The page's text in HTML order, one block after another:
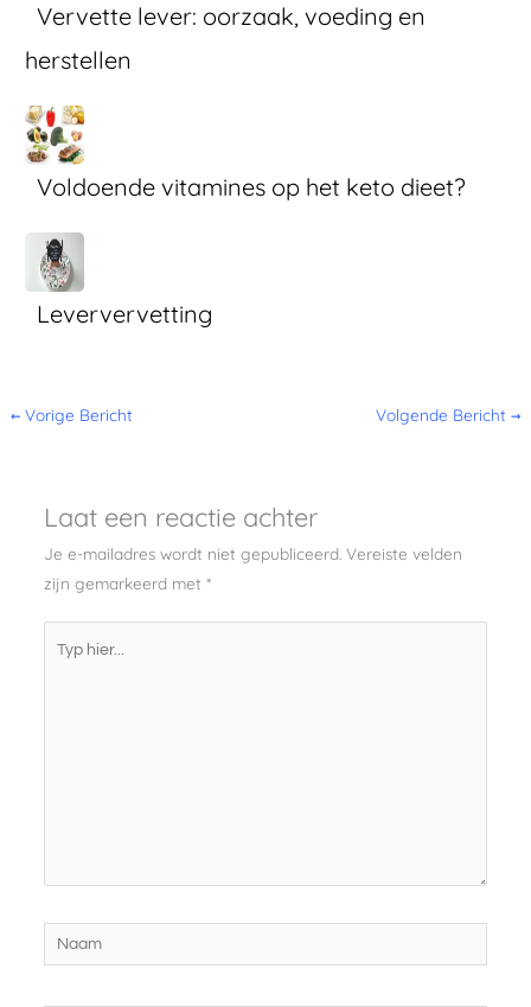
Vervette lever: oorzaak, voeding en
herstellen
Voldoende vitamines op het keto dieet?
Leververvetting
← Vorige Bericht Volgende Bericht →
Laat een reactie achter
Je e-mailadres wordt niet gepubliceerd. Vereiste velden
zijn gemarkeerd met *
hier...
Naam